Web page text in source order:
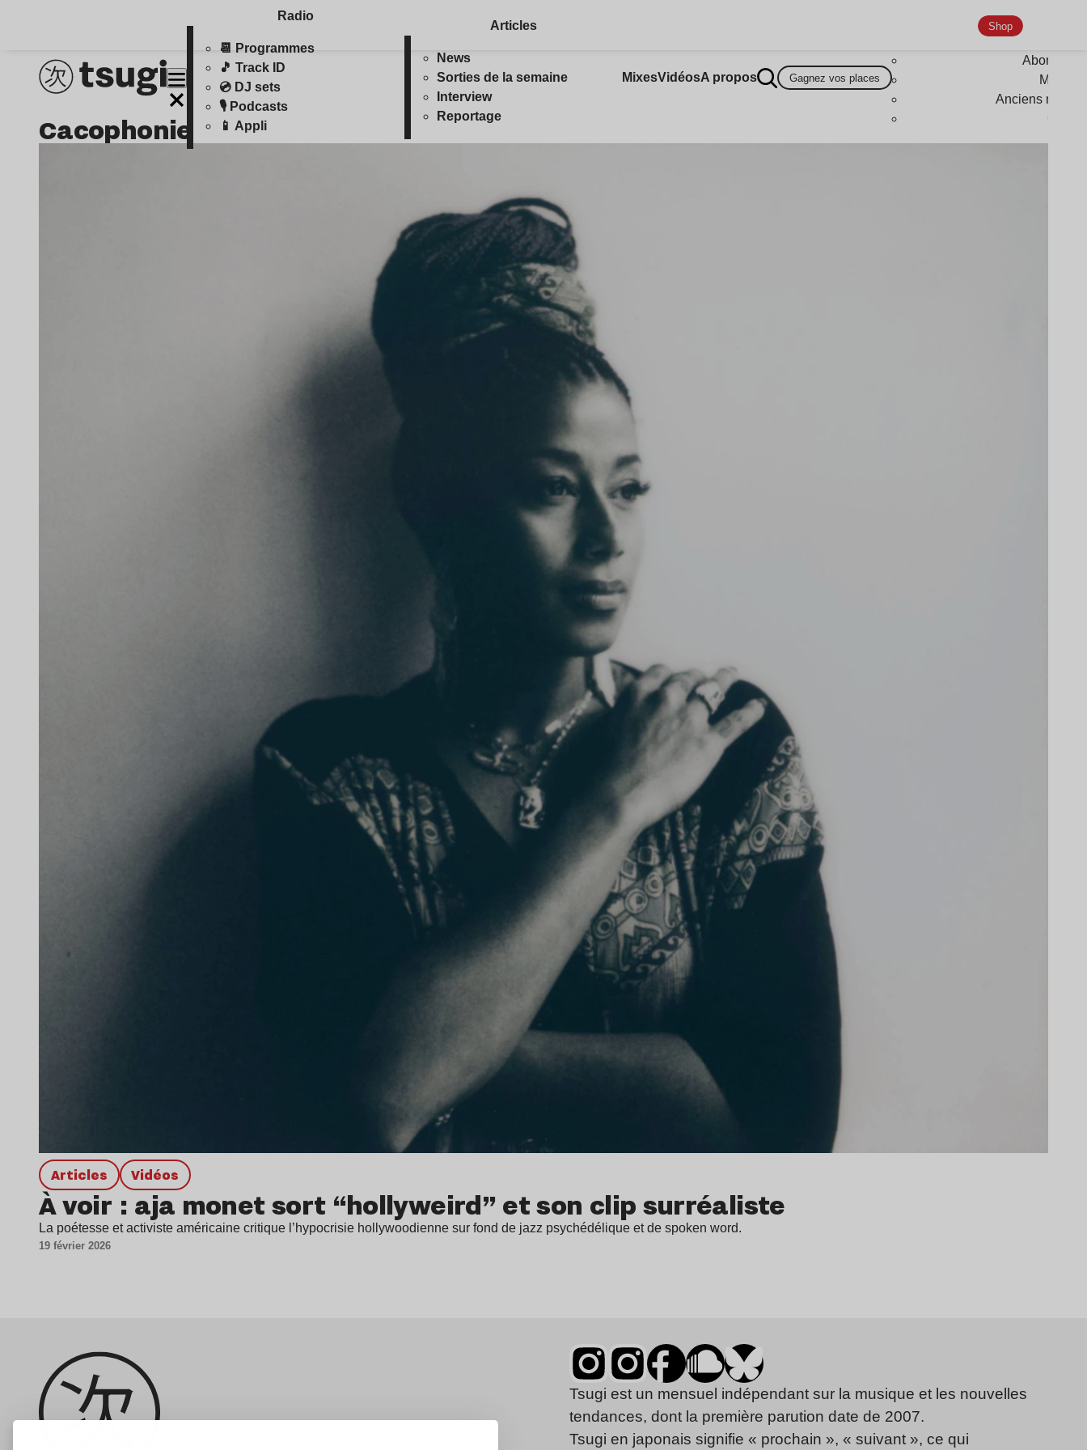
Radio
📆 Programmes
🎵 Track ID
💿 DJ sets
🎙️ Podcasts
📱 Appli
Articles
News
Sorties de la semaine
Interview
Reportage
MixesVidéosA propos Gagnez vos places
Shop
Anciens
cacophonie
Articles Vidéos
À voir : aja monet sort “hollyweird” et son clip surréaliste
La poétesse et activiste américaine critique l’hypocrisie hollywoodienne sur fond de jazz psychédélique et de spoken word.
19 février 2026
Tsugi est un mensuel indépendant sur la musique et les nouvelles
tendances, dont la première parution date de 2007.
Tsugi en japonais signifie « prochain », « suivant », ce qui